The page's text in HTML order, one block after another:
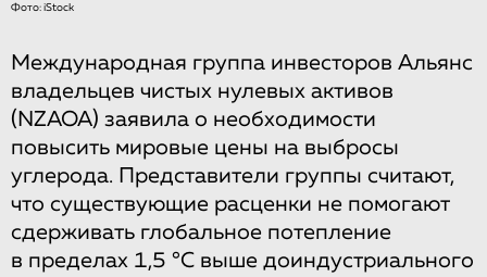
Фото: iStock
Международная группа инвесторов Альянс
владельцев чистых нулевых активов
(NZAOA) заявила о необходимости
повысить мировые цены на выбросы
углерода. Представители группы считают,
что существующие расценки не помогают
сдерживать глобальное потепление
в пределах 1,5 °C выше доиндустриального